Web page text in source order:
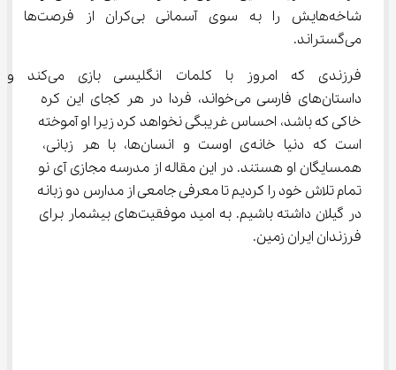
شاخه‌هایش را به سوی آسمانی بی‌کران از فرصت‌ها
می‌گستراند.
فرزندی که امروز با کلمات انگلیسی بازی می‌کند و
داستان‌های فارسی می‌خواند، فردا در هر کجای این کره
خاکی که باشد، احساس غریبگی نخواهد کرد زیرا او آموخته
است که دنیا خانه‌ی اوست و انسان‌ها، با هر زبانی،
همسایگان او هستند. در این مقاله از مدرسه مجازی آی نو
تمام تلاش خود را کردیم تا معرفی جامعی از مدارس دو زبانه
در گیلان داشته باشیم. به امید موفقیت‌های بیشمار برای
فرزندان ایران زمین.